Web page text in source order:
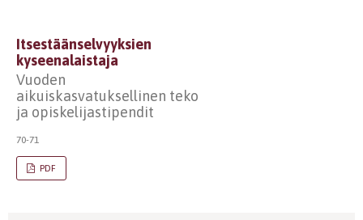
Itsestäänselvyyksien
kyseenalaistaja
Vuoden
aikuiskasvatuksellinen teko
ja opiskelijastipendit
70-71
PDF